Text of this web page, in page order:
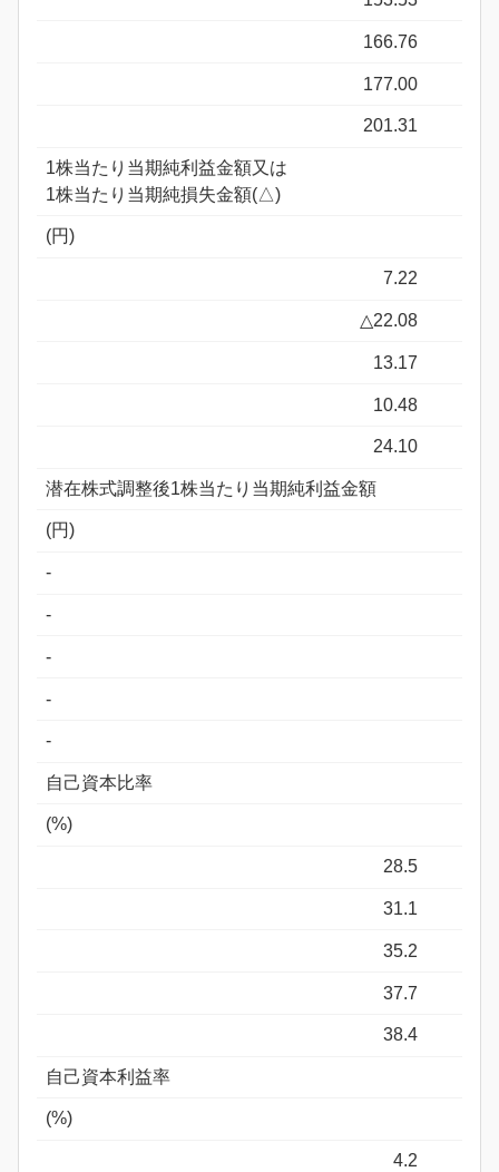
166.76
177.00
201.31
1株当たり当期純利益金額又は
1株当たり当期純損失金額(△)
(円)
7.22
△22.08
13.17
10.48
24.10
潜在株式調整後1株当たり当期純利益金額
(円)
-
-
-
-
-
自己資本比率
(%)
28.5
31.1
35.2
37.7
38.4
自己資本利益率
(%)
4.2